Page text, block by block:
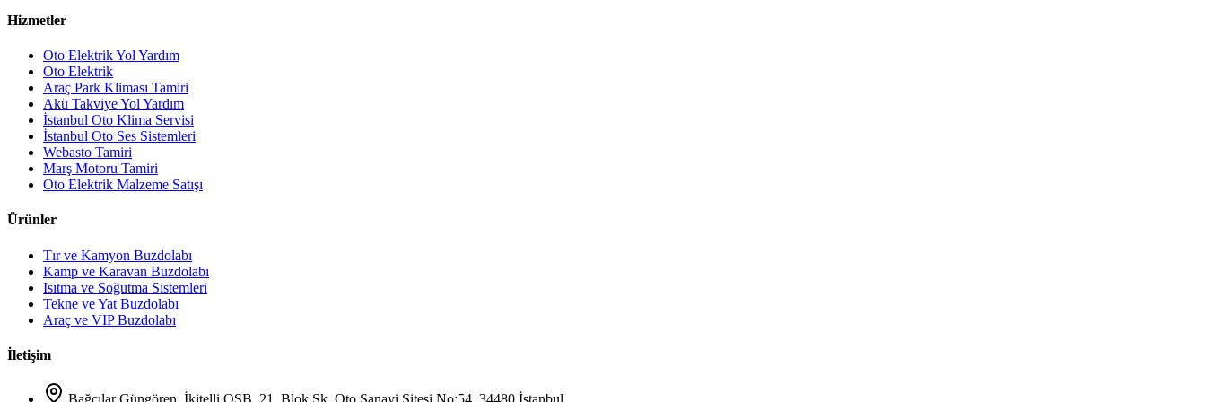
Hizmetler
Oto Elektrik Yol Yardım
Oto Elektrik
Araç Park Kliması Tamiri
Akü Takviye Yol Yardım
İstanbul Oto Klima Servisi
İstanbul Oto Ses Sistemleri
Webasto Tamiri
Marş Motoru Tamiri
Oto Elektrik Malzeme Satışı
Ürünler
Tır ve Kamyon Buzdolabı
Kamp ve Karavan Buzdolabı
Isıtma ve Soğutma Sistemleri
Tekne ve Yat Buzdolabı
Araç ve VIP Buzdolabı
İletişim